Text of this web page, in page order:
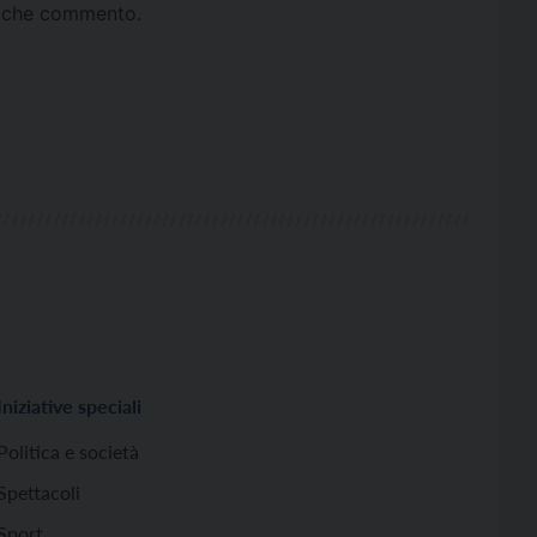
commento.
Iniziative speciali
Politica e società